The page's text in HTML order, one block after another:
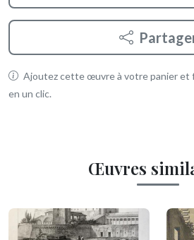
Ajoutez cette œuvre à votre panier et
en un clic.
Œuvres